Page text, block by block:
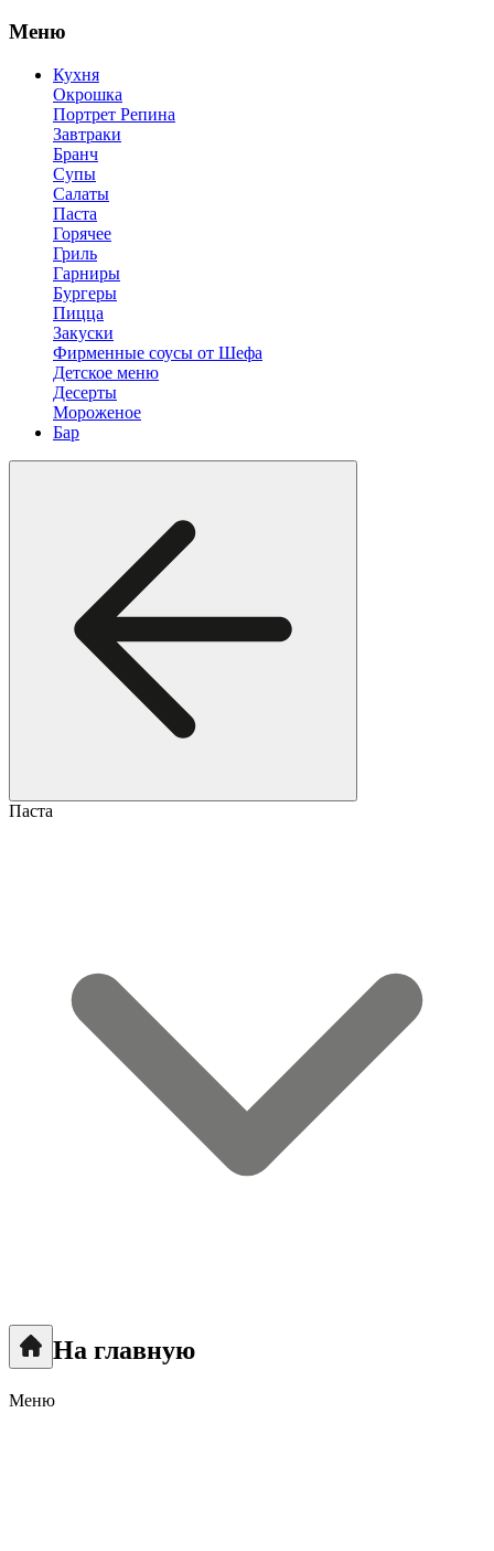
Меню
Кухня
Окрошка
Портрет Репина
Завтраки
Бранч
Супы
Салаты
Паста
Горячее
Гриль
Гарниры
Бургеры
Пицца
Закуски
Фирменные соусы от Шефа
Детское меню
Десерты
Мороженое
Бар
Паста
На главную
Меню